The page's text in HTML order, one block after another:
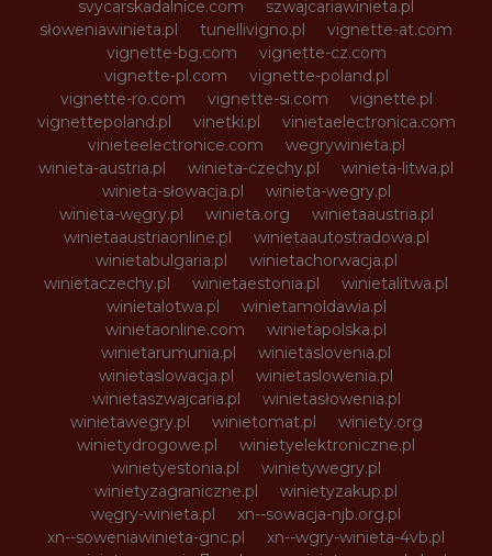
svycarskadalnice.com
szwajcariawinieta.pl
słoweniawinieta.pl
tunellivigno.pl
vignette-at.com
vignette-bg.com
vignette-cz.com
vignette-pl.com
vignette-poland.pl
vignette-ro.com
vignette-si.com
vignette.pl
vignettepoland.pl
vinetki.pl
vinietaelectronica.com
vinieteelectronice.com
wegrywinieta.pl
winieta-austria.pl
winieta-czechy.pl
winieta-litwa.pl
winieta-słowacja.pl
winieta-wegry.pl
winieta-węgry.pl
winieta.org
winietaaustria.pl
winietaaustriaonline.pl
winietaautostradowa.pl
winietabulgaria.pl
winietachorwacja.pl
winietaczechy.pl
winietaestonia.pl
winietalitwa.pl
winietalotwa.pl
winietamoldawia.pl
winietaonline.com
winietapolska.pl
winietarumunia.pl
winietaslovenia.pl
winietaslowacja.pl
winietaslowenia.pl
winietaszwajcaria.pl
winietasłowenia.pl
winietawegry.pl
winietomat.pl
winiety.org
winietydrogowe.pl
winietyelektroniczne.pl
winietyestonia.pl
winietywegry.pl
winietyzagraniczne.pl
winietyzakup.pl
węgry-winieta.pl
xn--sowacja-njb.org.pl
xn--soweniawinieta-gnc.pl
xn--wgry-winieta-4vb.pl